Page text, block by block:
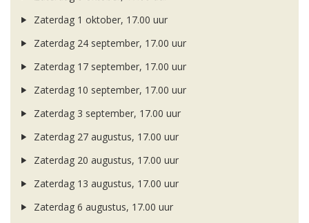
Zaterdag 1 oktober, 17.00 uur
Zaterdag 24 september, 17.00 uur
Zaterdag 17 september, 17.00 uur
Zaterdag 10 september, 17.00 uur
Zaterdag 3 september, 17.00 uur
Zaterdag 27 augustus, 17.00 uur
Zaterdag 20 augustus, 17.00 uur
Zaterdag 13 augustus, 17.00 uur
Zaterdag 6 augustus, 17.00 uur